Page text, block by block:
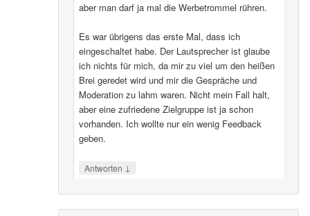
aber man darf ja mal die Werbetrommel rühren.
Es war übrigens das erste Mal, dass ich
eingeschaltet habe. Der Lautsprecher ist glaube
ich nichts für mich, da mir zu viel um den heißen
Brei geredet wird und mir die Gespräche und
Moderation zu lahm waren. Nicht mein Fall halt,
aber eine zufriedene Zielgruppe ist ja schon
vorhanden. Ich wollte nur ein wenig Feedback
geben.
Antworten ↓